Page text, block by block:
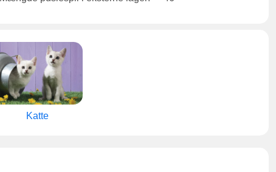
Katte